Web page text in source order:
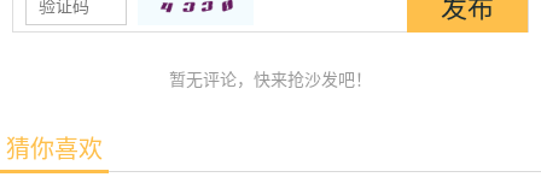
暂无评论，快来抢沙发吧！
猜你喜欢